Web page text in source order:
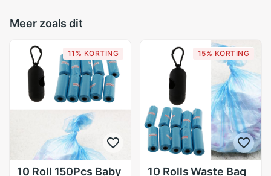
Meer zoals dit
11% KORTING
10 Roll 150Pcs Baby
15% KORTING
10 Rolls Waste Bag